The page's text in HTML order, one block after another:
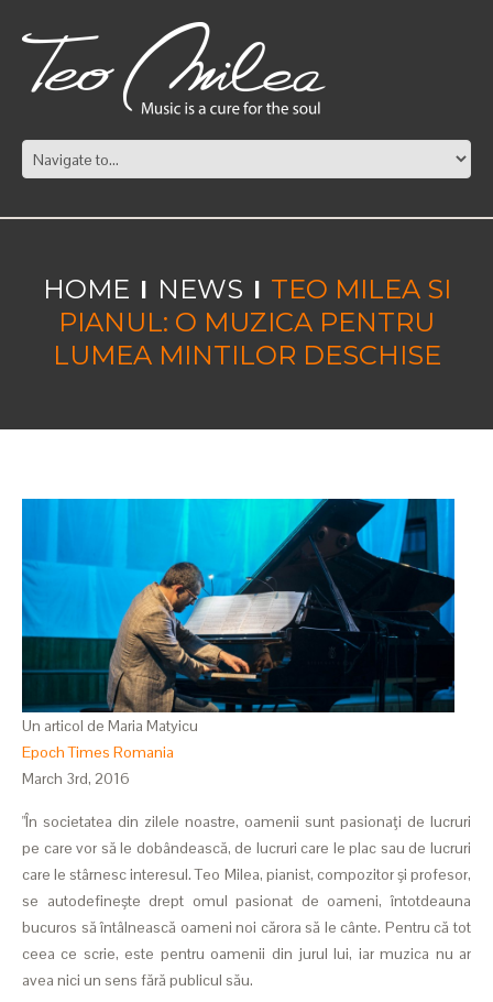
HOME NEWS
TEO MILEA SI
PIANUL: O MUZICA PENTRU
LUMEA MINTILOR DESCHISE
Un articol de Maria Matyicu
Epoch Times Romania
March 3rd, 2016
"În societatea din zilele noastre, oamenii sunt pasionaţi de lucruri
pe care vor să le dobândească, de lucruri care le plac sau de lucruri
care le stârnesc interesul. Teo Milea, pianist, compozitor şi profesor,
se autodefineşte drept omul pasionat de oameni, întotdeauna
bucuros să întâlnească oameni noi cărora să le cânte. Pentru că tot
ceea ce scrie, este pentru oamenii din jurul lui, iar muzica nu ar
avea nici un sens fără publicul său.